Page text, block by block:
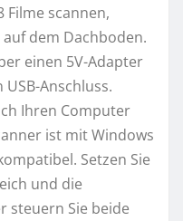
Filme scannen,
dem Dachboden.
einen 5V-Adapter
Anschluss.
Ihren Computer
ist mit Windows
Setzen Sie
und die
steuern Sie beide